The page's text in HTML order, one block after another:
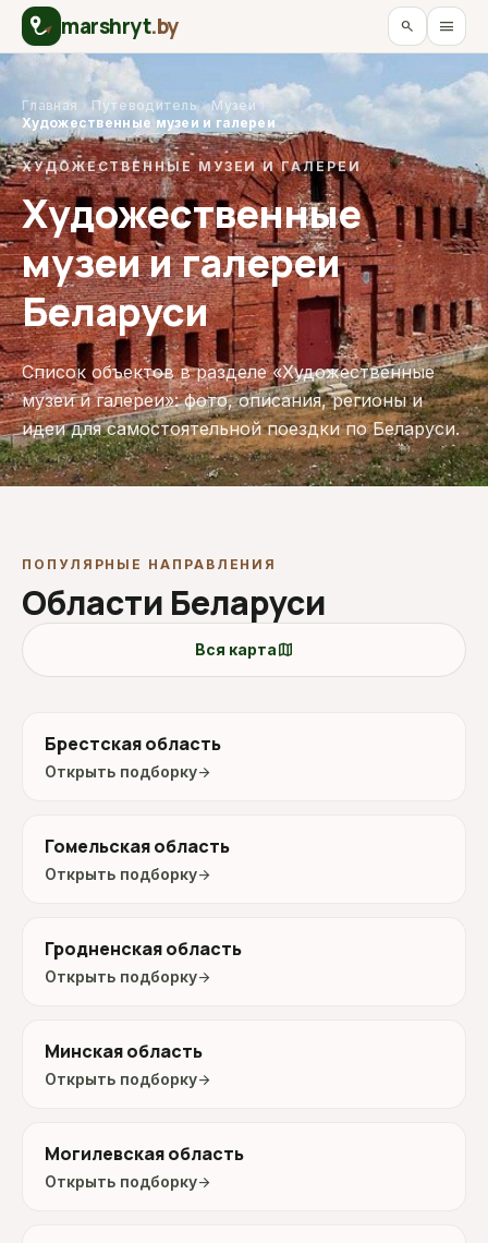
marshryt.by search menu
Главная › Путеводитель › Музеи ›
Художественные музеи и галереи
ХУДОЖЕСТВЕННЫЕ МУЗЕИ И ГАЛЕРЕИ
Художественные
музеи и галереи
Беларуси
Список объектов в разделе «Художественные
музеи и галереи»: фото, описания, регионы и
идеи для самостоятельной поездки по Беларуси.
ПОПУЛЯРНЫЕ НАПРАВЛЕНИЯ
Области Беларуси
Вся картаmap
Брестская область
Открыть подборкуarrow_forward
Гомельская область
Открыть подборкуarrow_forward
Гродненская область
Открыть подборкуarrow_forward
Минская область
Открыть подборкуarrow_forward
Могилевская область
Открыть подборкуarrow_forward